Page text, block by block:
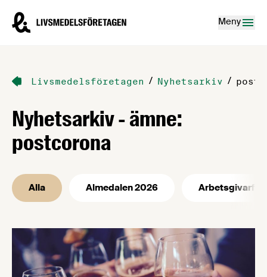
Livsmedelsföretagen – till startsidan
Meny
Livsmedelsföretagen / Nyhetsarkiv /
Nyhetsarkiv - ämne:
postcorona
Alla Almedalen 2026